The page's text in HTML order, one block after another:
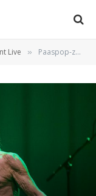
Live » Paaspop-zondag uitverkocht en sensationeel